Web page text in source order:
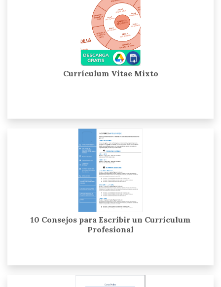
Currículum Vitae Mixto
10 Consejos para Escribir un Curriculum
Profesional